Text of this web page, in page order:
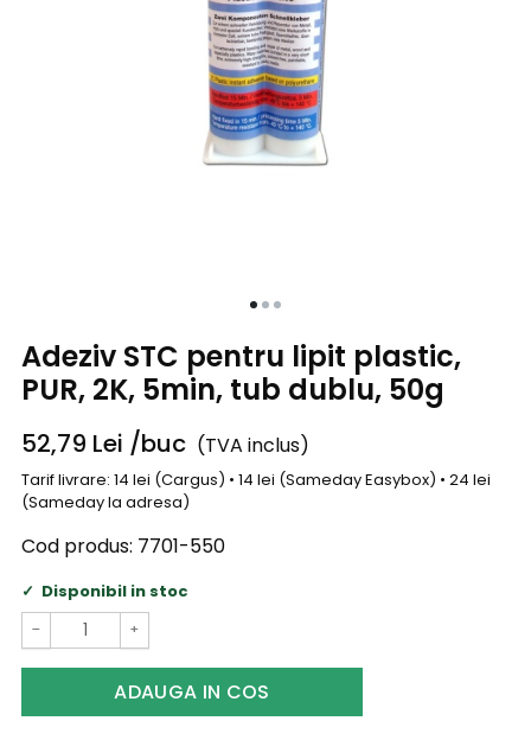
Adeziv STC pentru lipit plastic,
PUR, 2K, 5min, tub dublu, 50g
52,79 Lei /buc (TVA inclus)
Tarif livrare: 14 lei (Cargus) • 14 lei (Sameday Easybox) • 24 lei
(Sameday la adresa)
Cod produs: 7701-550
Disponibil in stoc
− +
ADAUGA IN COS